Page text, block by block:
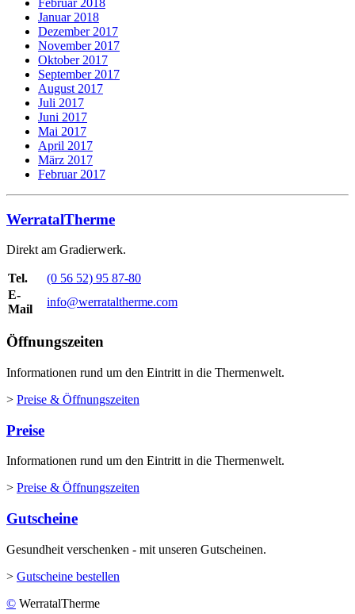
Februar 2018
Januar 2018
Dezember 2017
November 2017
Oktober 2017
September 2017
August 2017
Juli 2017
Juni 2017
Mai 2017
April 2017
März 2017
Februar 2017
WerratalTherme
Direkt am Gradierwerk.
Tel.
(0 56 52) 95 87-80
E-
Mail
info@werrataltherme.com
Öffnungszeiten
Informationen rund um den Eintritt in die Thermenwelt.
> Preise & Öffnungszeiten
Preise
Informationen rund um den Eintritt in die Thermenwelt.
> Preise & Öffnungszeiten
Gutscheine
Gesundheit verschenken - mit unseren Gutscheinen.
> Gutscheine bestellen
© WerratalTherme